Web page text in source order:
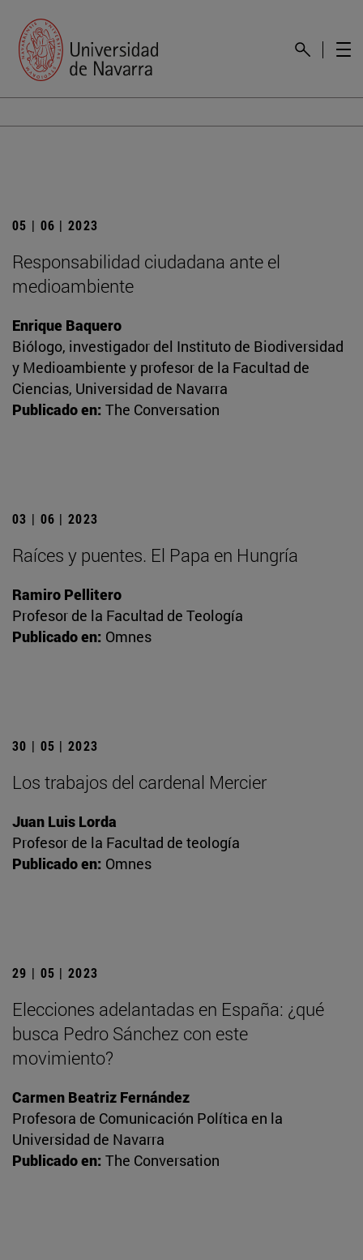
05 | 06 | 2023
Responsabilidad ciudadana ante el
medioambiente
Enrique Baquero
Biólogo, investigador del Instituto de Biodiversidad
y Medioambiente y profesor de la Facultad de
Ciencias, Universidad de Navarra
Publicado en: The Conversation
03 | 06 | 2023
Raíces y puentes. El Papa en Hungría
Ramiro Pellitero
Profesor de la Facultad de Teología
Publicado en: Omnes
30 | 05 | 2023
Los trabajos del cardenal Mercier
Juan Luis Lorda
Profesor de la Facultad de teología
Publicado en: Omnes
29 | 05 | 2023
Elecciones adelantadas en España: ¿qué
busca Pedro Sánchez con este
movimiento?
Carmen Beatriz Fernández
Profesora de Comunicación Política en la
Universidad de Navarra
Publicado en: The Conversation